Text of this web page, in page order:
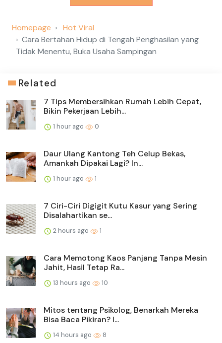
Homepage
Hot Viral
Cara Bertahan Hidup di Tengah Penghasilan yang
Tidak Menentu, Buka Usaha Sampingan
Related
7 Tips Membersihkan Rumah Lebih Cepat,
Bikin Pekerjaan Lebih...
1 hour ago 0
Daur Ulang Kantong Teh Celup Bekas,
Amankah Dipakai Lagi? In...
1 hour ago 1
7 Ciri-Ciri Digigit Kutu Kasur yang Sering
Disalahartikan se...
2 hours ago 1
Cara Memotong Kaos Panjang Tanpa Mesin
Jahit, Hasil Tetap Ra...
13 hours ago 10
Mitos tentang Psikolog, Benarkah Mereka
Bisa Baca Pikiran? I...
14 hours ago 8